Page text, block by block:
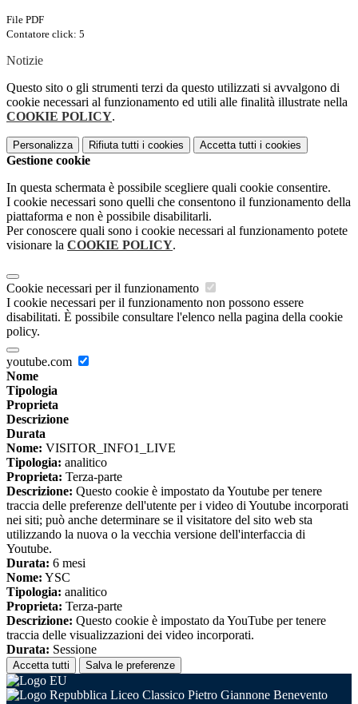
File PDF
Contatore click: 5
Notizie
Questo sito o gli strumenti terzi da questo utilizzati si avvalgono di
cookie necessari al funzionamento ed utili alle finalità illustrate nella
COOKIE POLICY.
Personalizza Rifiuta tutti i cookies Accetta tutti i cookies
Gestione cookie
In questa schermata è possibile scegliere quali cookie consentire.
I cookie necessari sono quelli che consentono il funzionamento della
piattaforma e non è possibile disabilitarli.
Per conoscere quali sono i cookie necessari al funzionamento potete
visionare la COOKIE POLICY.
Cookie necessari per il funzionamento
I cookie necessari per il funzionamento non possono essere
disabilitati. È possibile consultare l'elenco nella pagina della cookie
policy.
youtube.com
Nome
Tipologia
Proprieta
Descrizione
Durata
Nome: VISITOR_INFO1_LIVE
Tipologia: analitico
Proprieta: Terza-parte
Descrizione: Questo cookie è impostato da Youtube per tenere
traccia delle preferenze dell'utente per i video di Youtube incorporati
nei siti; può anche determinare se il visitatore del sito web sta
utilizzando la nuova o la vecchia versione dell'interfaccia di
Youtube.
Durata: 6 mesi
Nome: YSC
Tipologia: analitico
Proprieta: Terza-parte
Descrizione: Questo cookie è impostato da YouTube per tenere
traccia delle visualizzazioni dei video incorporati.
Durata: Sessione
Accetta tutti Salva le preferenze
Liceo Classico Pietro Giannone Benevento